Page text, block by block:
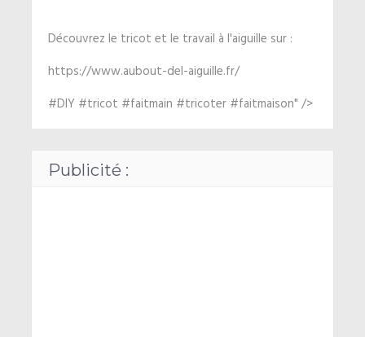
Découvrez le tricot et le travail à l'aiguille sur :
https://www.aubout-del-aiguille.fr/
#DIY #tricot #faitmain #tricoter #faitmaison" />
Publicité :